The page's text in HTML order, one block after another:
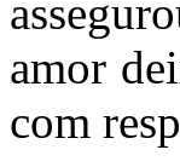
amor
com